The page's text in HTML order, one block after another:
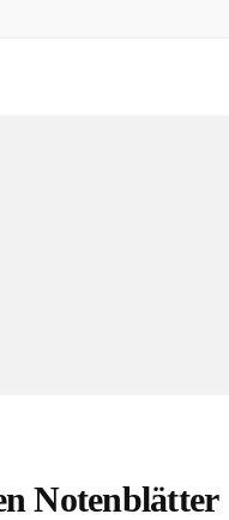
Notenblätter